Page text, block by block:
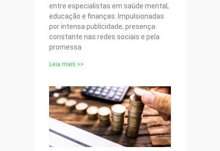
entre especialistas em saúde mental,
educação e finanças. Impulsionadas
por intensa publicidade, presença
constante nas redes sociais e pela
promessa
Leia mais >>